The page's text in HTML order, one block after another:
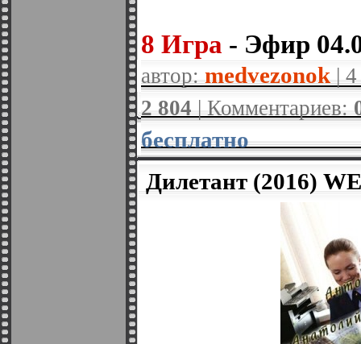
8 Игра - Эфир
автор: medvezonok |
2 804| Комментариев:
бесплатно
Дилетант (2016)